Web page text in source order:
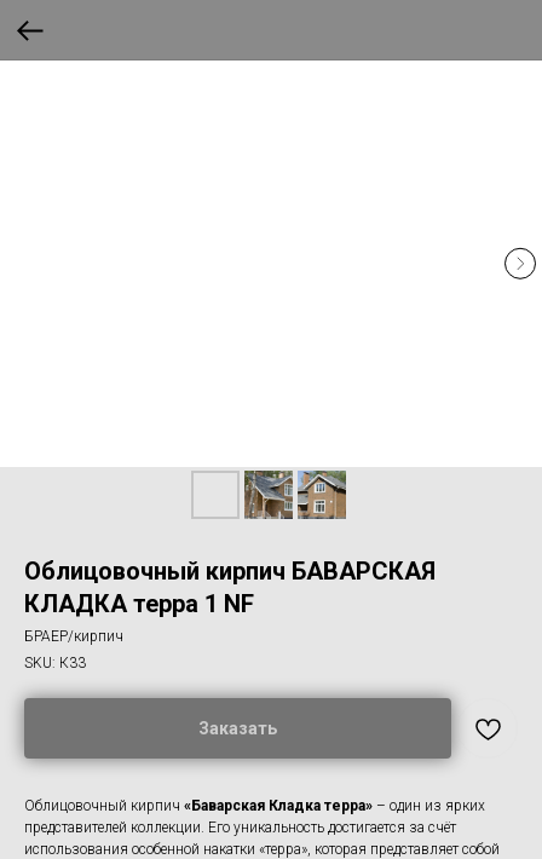
Облицовочный кирпич БАВАРСКАЯ
КЛАДКА терра 1 NF
БРАЕР/кирпич
SKU: К33
Заказать
Облицовочный кирпич «Баварская Кладка терра» – один из ярких
представителей коллекции. Его уникальность достигается за счёт
использования особенной накатки «терра», которая представляет собой